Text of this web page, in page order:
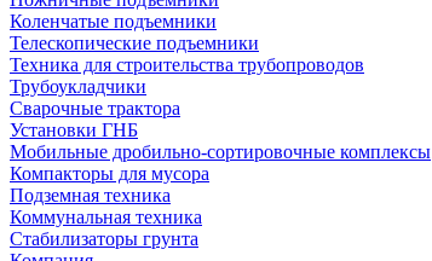
Коленчатые подъемники
Телескопические подъемники
Техника для строительства трубопроводов
Трубоукладчики
Сварочные трактора
Установки ГНБ
Мобильные дробильно-сортировочные комплексы
Компакторы для мусора
Подземная техника
Коммунальная техника
Стабилизаторы грунта